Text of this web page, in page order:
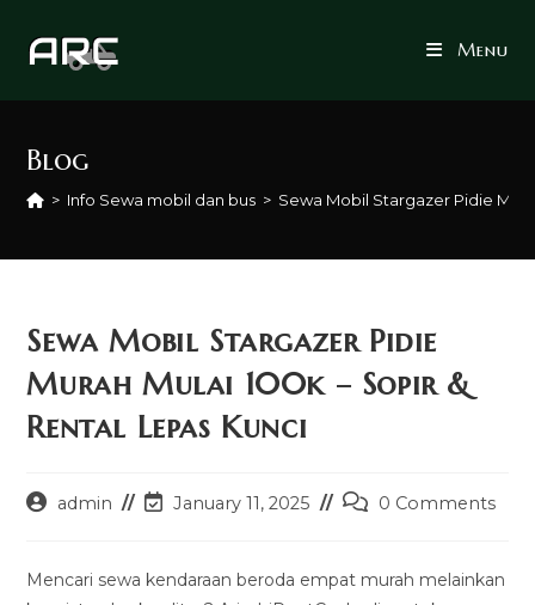
Menu
Blog
> Info Sewa mobil dan bus > Sewa Mobil Stargazer Pidie
Sewa Mobil Stargazer Pidie
Murah Mulai 100k – Sopir &
Rental Lepas Kunci
Postadmin
PostJanuary 11, 2025
Post0 Comments
Mencari sewa kendaraan beroda empat murah melainkan